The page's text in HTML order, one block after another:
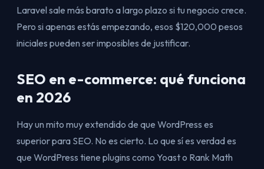
Laravel sale más barato a largo plazo si tu negocio crece.
Pero si apenas estás empezando, esos $120,000 pesos
iniciales pueden ser imposibles de justificar.
SEO en e-commerce: qué funciona
en 2026
Hay un mito muy extendido de que WordPress es
superior para SEO. No es cierto. Lo que sí es verdad es
que WordPress tiene plugins como Yoast o Rank Math